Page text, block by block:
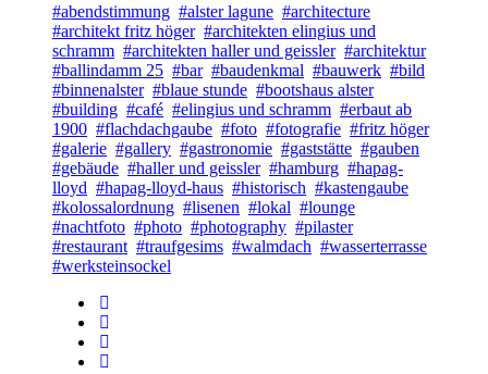
#abendstimmung #alster lagune #architecture
#architekt fritz höger #architekten elingius und
schramm #architekten haller und geissler #architektur
#ballindamm 25 #bar #baudenkmal #bauwerk #bild
#binnenalster #blaue stunde #bootshaus alster
#building #café #elingius und schramm #erbaut ab
1900 #flachdachgaube #foto #fotografie #fritz höger
#galerie #gallery #gastronomie #gaststätte #gauben
#gebäude #haller und geissler #hamburg #hapag-
lloyd #hapag-lloyd-haus #historisch #kastengaube
#kolossalordnung #lisenen #lokal #lounge
#nachtfoto #photo #photography #pilaster
#restaurant #traufgesims #walmdach #wasserterrasse
#werksteinsockel